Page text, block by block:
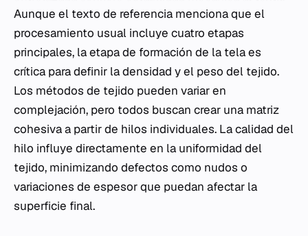
Aunque el texto de referencia menciona que el
procesamiento usual incluye cuatro etapas
principales, la etapa de formación de la tela es
crítica para definir la densidad y el peso del tejido.
Los métodos de tejido pueden variar en
complejación, pero todos buscan crear una matriz
cohesiva a partir de hilos individuales. La calidad del
hilo influye directamente en la uniformidad del
tejido, minimizando defectos como nudos o
variaciones de espesor que puedan afectar la
superficie final.